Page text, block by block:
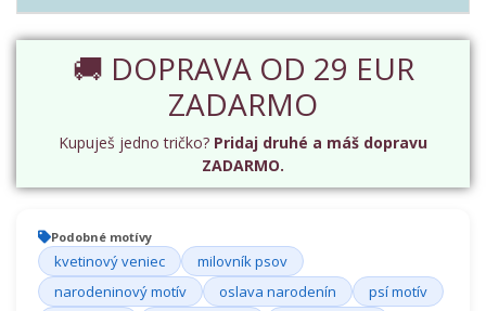
🚚 DOPRAVA OD 29 EUR
ZADARMO
Kupuješ jedno tričko? Pridaj druhé a máš dopravu
ZADARMO.
Podobné motívy
kvetinový veniec
milovník psov
narodeninový motív
oslava narodenín
psí motív